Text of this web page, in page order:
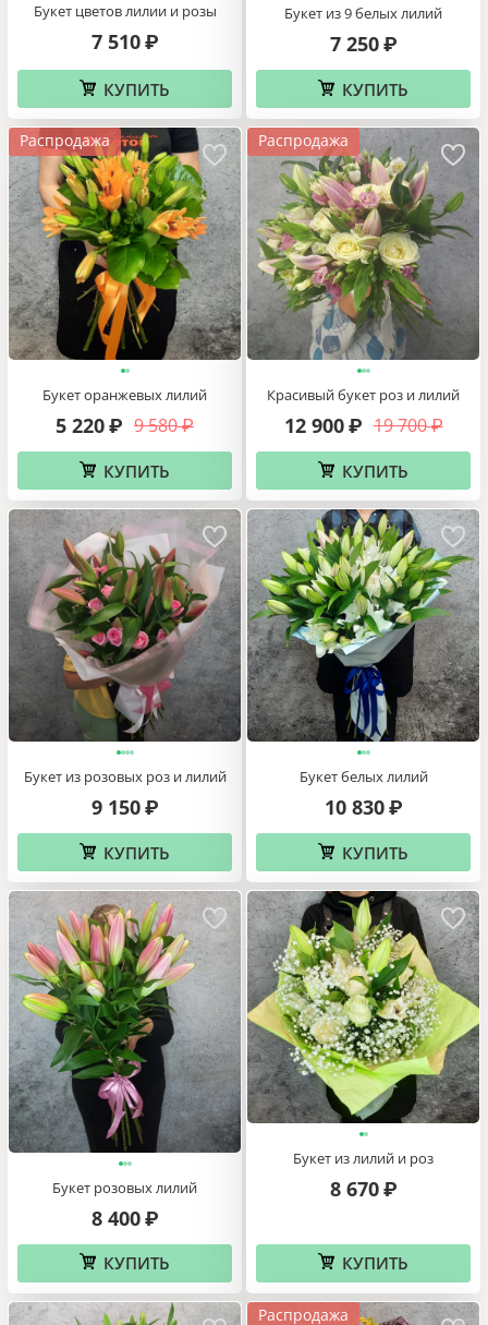
Букет цветов лилии и розы
7 510 ₽
КУПИТЬ
Букет из 9 белых лилий
7 250 ₽
КУПИТЬ
Распродажа
Букет оранжевых лилий
9 580 ₽
5 220₽
КУПИТЬ
Распродажа
Красивый букет роз и лилий
19 700 ₽
12 900 ₽
КУПИТЬ
Букет из розовых роз и лилий
9 150 ₽
КУПИТЬ
Букет белых лилий
10 830 ₽
КУПИТЬ
Букет розовых лилий
8 400 ₽
КУПИТЬ
Букет из лилий и роз
8 670 ₽
КУПИТЬ
Распродажа